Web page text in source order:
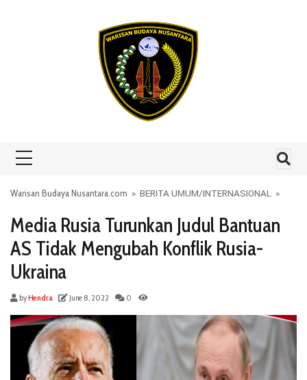
Warisan Budaya Nusantara.com » BERITA UMUM/INTERNASIONAL »
Media Rusia Turunkan Judul Bantuan
AS Tidak Mengubah Konflik Rusia-
Ukraina
byHendra June 8, 2022 0